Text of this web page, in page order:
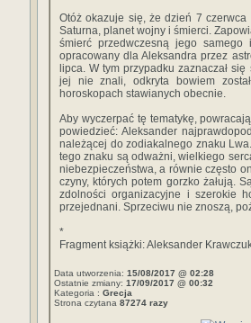
Otóż okazuje się, że dzień 7
Saturna, planet wojny i śmierci.
śmierć przedwczesną jego samego
opracowany dla Aleksandra przez
lipca. W tym przypadku zaznaczał
jej nie znali, odkryta bowiem
horoskopach stawianych obecnie.
Aby wyczerpać tę tematykę,
powiedzieć: Aleksander
należącej do zodiakalnego znaku
tego znaku są odważni, wielkiego
niebezpieczeństwa, a równie często
czyny, których po­tem gorzko żałują.
zdolności organizacyjne i szerokie
przejednani. Sprzeciwu nie znoszą,
*
Fragment książki: Aleksander
Data utworzenia: 15/08/2017 @ 02:28
Ostatnie zmiany: 17/09/2017 @ 00:32
Kategoria : Grecja
Strona czytana 87274 razy